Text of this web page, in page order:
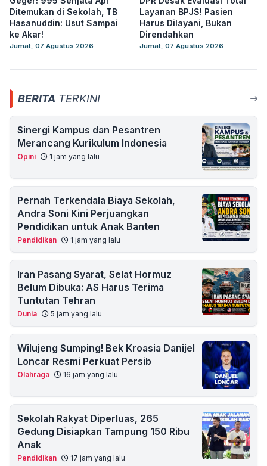
Ditemukan di Sekolah, TB
Hasanuddin: Usut Sampai
ke Akar!
Jumat, 07 Agustus 2026
Layanan BPJS! Pasien
Harus Dilayani, Bukan
Direndahkan
Jumat, 07 Agustus 2026
BERITA TERKINI
Sinergi Kampus dan Pesantren
Merancang Kurikulum Indonesia
Opini 1 jam yang lalu
Pernah Terkendala Biaya Sekolah,
Andra Soni Kini Perjuangkan
Pendidikan untuk Anak Banten
Pendidikan 1 jam yang lalu
Iran Pasang Syarat, Selat Hormuz
Belum Dibuka: AS Harus Terima
Tuntutan Tehran
Dunia 5 jam yang lalu
Wilujeng Sumping! Bek Kroasia Danijel
Loncar Resmi Perkuat Persib
Olahraga 16 jam yang lalu
Sekolah Rakyat Diperluas, 265
Gedung Disiapkan Tampung 150 Ribu
Anak
Pendidikan 17 jam yang lalu